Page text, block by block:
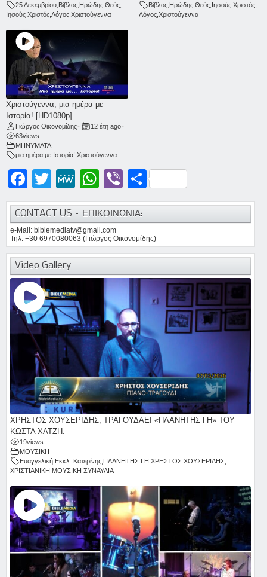
25 Δεκεμβρίου Βίβλος Ηρώδης Θεός
Ιησούς Χριστός Λόγος Χριστούγεννα
Βίβλος Ηρώδης Θεός Ιησούς Χριστός
Λόγος Χριστούγεννα
Χριστούγεννα, μια ημέρα με
Ιστορία! [HD1080p]
Γιώργος Οικονομίδης• 12 έτη ago•
63views
ΜΗΝΥΜΑΤΑ
μια ημέρα με Ιστορία! Χριστούγεννα
Facebook Twitter MeWe WhatsAppViber Μοιραστείτε
CONTACT US – ΕΠΙΚΟΙΝΩΝΙΑ:
e-Mail: biblemediatv@gmail.com
Τηλ. +30 6970080063 (Γιώργος Οικονομίδης)
Video Gallery
ΧΡΗΣΤΟΣ ΧΟΥΣΕΡΙΔΗΣ, ΤΡΑΓΟΥΔΑΕΙ «ΠΛΑΝΗΤΗΣ ΓΗ» ΤΟΥ
ΚΩΣΤΑ ΧΑΤΖΗ.
19views
ΜΟΥΣΙΚΗ
Ευαγγελική Εκκλ. Κατερίνης ΠΛΑΝΗΤΗΣ ΓΗ ΧΡΗΣΤΟΣ ΧΟΥΣΕΡΙΔΗΣ
ΧΡΙΣΤΙΑΝΙΚΗ ΜΟΥΣΙΚΗ ΣΥΝΑΥΛΙΑ